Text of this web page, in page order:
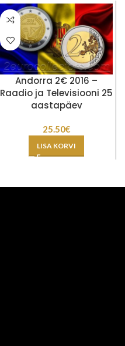
Andorra 2€ 2016 –
Raadio ja Televisiooni 25
aastapäev
25.50€
LISA KORVI